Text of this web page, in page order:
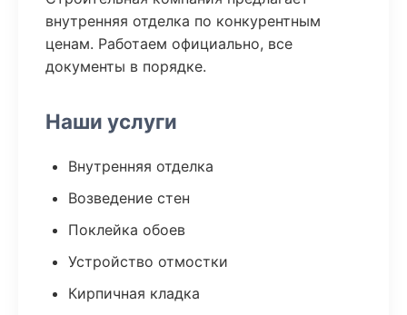
внутренняя отделка по конкурентным
ценам. Работаем официально, все
документы в порядке.
Наши услуги
Внутренняя отделка
Возведение стен
Поклейка обоев
Устройство отмостки
Кирпичная кладка